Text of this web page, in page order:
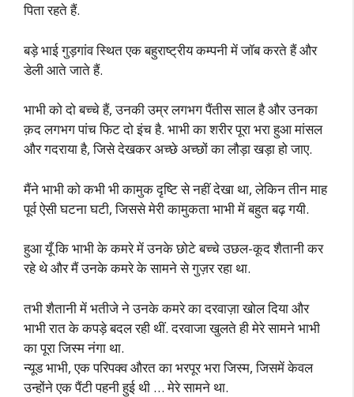
पिता रहते हैं.
बड़े भाई गुड़गांव स्थित एक बहुराष्ट्रीय कम्पनी में जॉब करते हैं और
डेली आते जाते हैं.
भाभी को दो बच्चे हैं, उनकी उम्र लगभग पैंतीस साल है और उनका
क़द लगभग पांच फिट दो इंच है. भाभी का शरीर पूरा भरा हुआ मांसल
और गदराया है, जिसे देखकर अच्छे अच्छों का लौड़ा खड़ा हो जाए.
मैंने भाभी को कभी भी कामुक दृष्टि से नहीं देखा था, लेकिन तीन माह
पूर्व ऐसी घटना घटी, जिससे मेरी कामुकता भाभी में बहुत बढ़ गयी.
हुआ यूँ कि भाभी के कमरे में उनके छोटे बच्चे उछल-कूद शैतानी कर
रहे थे और मैं उनके कमरे के सामने से गुज़र रहा था.
तभी शैतानी में भतीजे ने उनके कमरे का दरवाज़ा खोल दिया और
भाभी रात के कपड़े बदल रही थीं. दरवाजा खुलते ही मेरे सामने भाभी
का पूरा जिस्म नंगा था.
न्यूड भाभी, एक परिपक्व औरत का भरपूर भरा जिस्म, जिसमें केवल
उन्होंने एक पैंटी पहनी हुई थी … मेरे सामने था.